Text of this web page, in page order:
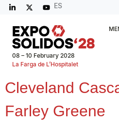
ES
08 – 10 February 2028
La Farga de L’Hospitalet
Cleveland
Farley Greene